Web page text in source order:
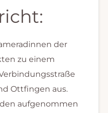
der
zu einem
Ottfingen aus.
aufgenommen